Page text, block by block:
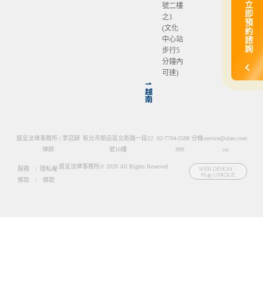
立
即
預
約
諮
詢
號二樓
之1
(文化
中心站
步行5
分鐘內
可達)
⇀
越
南
道呈法律事務所 | 李冠穎
律師
新北市新店區北新路一段12
號16樓
02-7704-5588 分機
999
service@olaw.com
.tw
服務
條款
/
/
隱私權
條款
道呈法律事務所© 2026 All Rights Reserved.
WEB DESIGN：
M45 UNIQUE